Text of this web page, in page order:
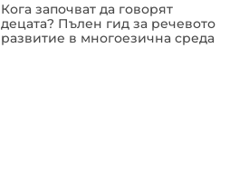
Кога започват да говорят
децата? Пълен гид за речевото
развитие в многоезична среда